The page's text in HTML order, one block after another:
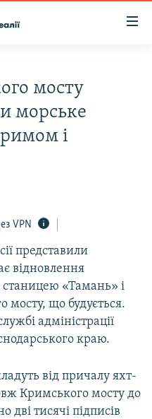
мосту
морське
і
VPN
представили
відновлення
«Тамань» і
мосту, що будується.
адміністрації
краю.
від причалу яхт-
Кримського мосту до
дві тисячі підписів